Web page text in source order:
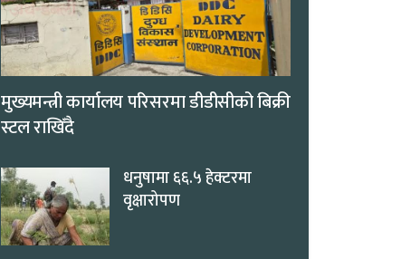
मुख्यमन्त्री कार्यालय परिसरमा डीडीसीको बिक्री
स्टल राखिँदै
धनुषामा ६६.५ हेक्टरमा
वृक्षारोपण